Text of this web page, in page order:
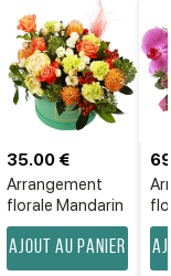
Arrangement
florale Mandarin
35.00 €
Ajout au panier